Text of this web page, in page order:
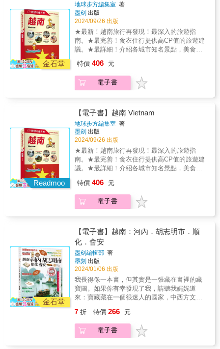
開發以來，經濟發展迅速，成為亞洲甚至全球
經濟成長最快速的經濟體之一，每年吸引世界
各地無數觀光客造訪，更是台灣人最愛旅遊的
國家之一。在國人熱愛旅遊的越南，除了必遊
遍布在胡志明市、峴港、會安、河內及下龍
灣、富國島等知名景點外，還要滿足美食、購
物、歷史人文觀光需求。充滿活力的越南天
空，處處晴朗快意！越南美食世界一流，可以
美食料理。除了百貨公司及流行時尚街區，還
有多家特色商店。最後不要忘了買伴手禮。令
人目不轉睛的時尚元素和流行單品，從國外頂
尖品牌到話題新店，還可訂製奧黛&西服，尋找
優質日用品&美妝品。除了參訪世界遺產、欣賞
水上木偶劇、體驗高級Spa&腳底按摩、上市場
和夜市尋寶，還有各種表演、逛街購物、夜生
活等活動可欣賞探索。越南還能怎麼玩？本書
為旅人量身打造最棒也最難忘的越南之旅！介
紹在越南必做的117件事，從經典地區到私房景
點，從飲食到購物，從觀賞表演到挑選住宿，
提出多樣能在越南盡情遊玩的美好方案。特別
精選介紹在越南必做的117件事和各地區的玩
法，可以從「必做的事」或目前所在地點迅速
翻頁查詢。從基本的生活方式到意想不到的享
片，讓你身歷其境感受到飛躍的社會氣氛。 無
論你是想到越南工作、生活，或只是旅行，這
本書帶你了解最新的越南社會，人還沒到越南
就已經是個越南通了。
美★美賞法式殖民建築★入古城，看小紫禁，
漫步老民居★沙巴健行，沿寧靜梯田走入少數
民族村落，一窺山中歲月★湄公河三角洲水上
人家市集★下龍灣頂級仿古船，看海上石林(聯
合國世界遺產)★富國島潛水、海釣、日落
BBQ，回歸自然的閒雲野趣★美奈的小漁村悠
閒風光，躺沙灘、啖海鮮★烹飪教室，學越南
醇咖啡，並推薦各城市必吃的菜色清單★便宜
手工好，量身訂製衣服、鞋、包，把越式工藝
買回家本書特色◆專治旅行疑難雜症根除旅行
行程、機場入出境手續、行李打包、如何搭乘
各種大眾交通工具、打國際電話、時區轉
換……等疑難雜症，本書全都錄。◆城市玩樂
導覽河內、下龍灣、沙巴、順化、會安、峴
港、芽莊、美奈、大勒、胡志明市、湄公河三
角洲、富國島。◆Step by Step就這麼簡單跟
著圖文步驟走，輕鬆購票、取票、租車、看懂
省錢、省時密技大公開貼心提醒你行家才知道
的購物、住宿、搭車等好用小撇步、防踩雷注
意事項。
金石堂
地球步方編集室 著
墨刻 出版
2024/09/26 出版
★最新！越南旅行再發現！最深入的旅遊指
南。★最完善！食衣住行提供高CP值的旅遊建
議。★最詳細！介紹各城市知名景點，美食、
★最貼心！收錄出發前的技巧與建議，天氣X預
算X交通X通訊X租車X緊急醫療，解決各種問
題。 ＼4大特輯，越南最夯新玩法／ ●看海龜與
驗鄉村生活●世界遺產住一晚！下龍灣優雅的遊
輪之旅 ＼豐富專欄27+，內行這樣玩越南／ ●
時下熱門話題！越南最新NEWS●大叻正夯的咖
啡農場和山景咖啡●盡情享受自然的隱藏版民宿
●河內舊城區散步●水上市場的體驗方式●在料
理教室了解越南飲食文化 ★附上最佳的城市遊
玩路線，細緻又完整的資訊，幫助每位旅客的
出遊計畫！ 漫遊越南三大區域 《地球步方─越
南》依照南越、中越、北越，有系統地介紹越
都市胡志明市、以隧道聞名的蘇志、湄公河之
旅起點美萩、可搭船遊水上市場的芹苴、度假
勝地富國島、被稱為「海上桂林」的下龍灣、
代表性海灘芽莊、海濱度假區藩切⋯⋯ 中越中
越最大商業都市峴港，自古以來作為重要的國
際貿易港而繁榮興盛，近年持續開發度假中
心，是一座正受到矚目的頂級海灘度假區。海
上絲路會安，融合中國南方建築特色，古城街
道也被列為世界遺產。阮朝古都順化，平靜、
沉穩充滿懷舊氣氛，漫步在這座城市中，宛如
回到王朝時代⋯⋯ 北越越南首都河內，歷史悠
代的洋樓和教會等，創造出沉穩的城市氛圍。
越南首屈一指的風景名勝下龍灣、世界遺產城
市寧平、越南北部海陸玄關的海防、夏季避暑
特價 406 元
電子書
Readmoo
【電子書】越南 Vietnam
地球步方編集室 著
墨刻 出版
2024/09/26 出版
★最新！越南旅行再發現！最深入的旅遊指
南。★最完善！食衣住行提供高CP值的旅遊建
議。★最詳細！介紹各城市知名景點，美食、
★最貼心！收錄出發前的技巧與建議，天氣X預
算X交通X通訊X租車X緊急醫療，解決各種問
題。 ＼4大特輯，越南最夯新玩法／ ●看海龜與
驗鄉村生活●世界遺產住一晚！下龍灣優雅的遊
輪之旅 ＼豐富專欄27+，內行這樣玩越南／ ●
時下熱門話題！越南最新NEWS●大叻正夯的咖
啡農場和山景咖啡●盡情享受自然的隱藏版民宿
●河內舊城區散步●水上市場的體驗方式●在料
理教室了解越南飲食文化 ★附上最佳的城市遊
玩路線，細緻又完整的資訊，幫助每位旅客的
出遊計畫！ 漫遊越南三大區域 《地球步方─越
南》依照南越、中越、北越，有系統地介紹越
南全境各城市資訊。 南越暢遊南越的商業中心
旅起點美萩、可搭船遊水上市場的芹苴、度假
勝地富國島、被稱為「海上桂林」的下龍灣、
法國統治時代開發的高原避暑勝地大叻、南部
特價 406 元
電子書
金石堂
【電子書】越南：河內．胡志明市．順
化．會安
墨刻編輯部 著
墨刻 出版
2024/01/06 出版
我長得像一本書，但其實是一張藏在書裡的藏
寶圖。如果你有幸發現了我，請聽我娓娓道
來：寶藏藏在一個很迷人的國家，中西方文化
很平易近人，聽起來很神奇吧，趕快啟程吧，
帶上我，我會引領你把寶藏帶回來的。 ★路上
我會給你貼心的提醒 ◎進入會安老街區到底需
7 折 特價 266 元
電子書